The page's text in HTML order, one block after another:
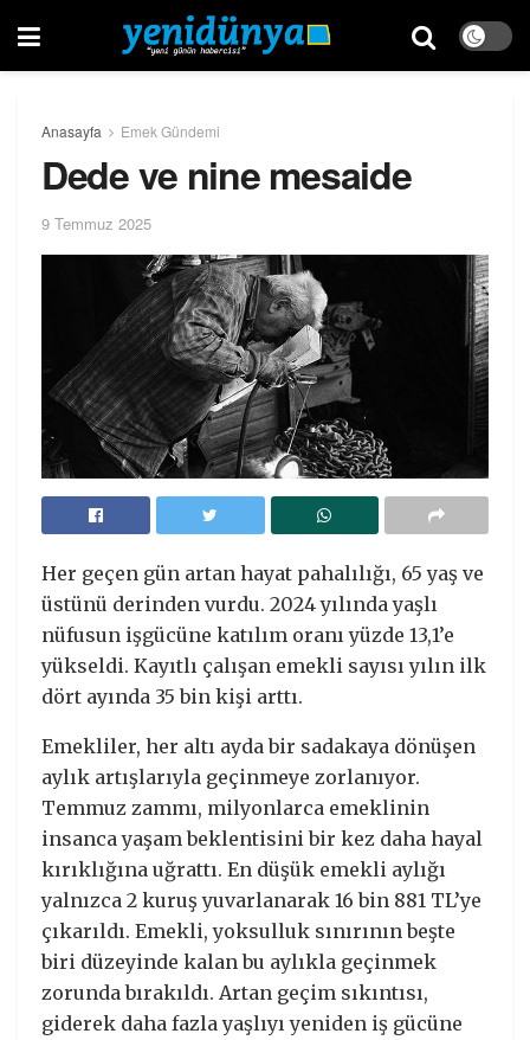
Anasayfa Emek Gündemi
Dede ve nine mesaide
9 Temmuz 2025
Her geçen gün artan hayat pahalılığı, 65 yaş ve
üstünü derinden vurdu. 2024 yılında yaşlı
nüfusun işgücüne katılım oranı yüzde 13,1’e
yükseldi. Kayıtlı çalışan emekli sayısı yılın ilk
dört ayında 35 bin kişi arttı.
Emekliler, her altı ayda bir sadakaya dönüşen
aylık artışlarıyla geçinmeye zorlanıyor.
Temmuz zammı, milyonlarca emeklinin
insanca yaşam beklentisini bir kez daha hayal
kırıklığına uğrattı. En düşük emekli aylığı
yalnızca 2 kuruş yuvarlanarak 16 bin 881 TL’ye
çıkarıldı. Emekli, yoksulluk sınırının beşte
biri düzeyinde kalan bu aylıkla geçinmek
zorunda bırakıldı. Artan geçim sıkıntısı,
giderek daha fazla yaşlıyı yeniden iş gücüne